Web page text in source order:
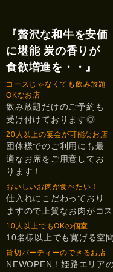
『贅沢な和牛を安価
に堪能 炭の香りが
食欲増進を・・』
コースじゃなくても飲み放題
OKなお店
飲み放題だけのご予約も
受け付けております◎
20人以上の宴会が可能なお店
団体様でのご利用にも最
適なお席をご用意してお
ります！
おいしいお肉が食べたい！
仕入れにこだわっており
ますので上質なお肉がコ
10人以上でもOKの個室
10名様以上でも寛げる空
貸切パーティーのできるお店
NEWOPEN！姫路エリア